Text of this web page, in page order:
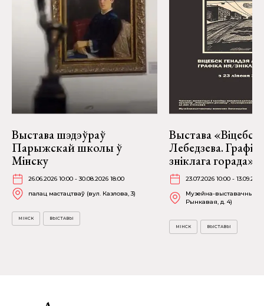
Выстава шэдэўраў
Парыжскай школы ў
Мінску
26.06.2026 10:00 - 30.08.2026 18:00
палац мастацтваў (вул. Казлова, 3)
МІНСК ВЫСТАВЫ
Выстава «Віцебск
Лебедзева.
зніклага горада»
23.07.2026 10:00 -
Музейна-выставачны
Рынкавая, д. 4)
МІНСК ВЫСТАВЫ